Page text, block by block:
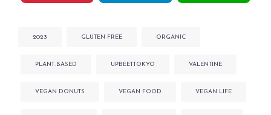
2023 GLUTEN FREE ORGANIC
PLANT-BASED UPBEETTOKYO VALENTINE
VEGAN DONUTS VEGAN FOOD VEGAN LIFE